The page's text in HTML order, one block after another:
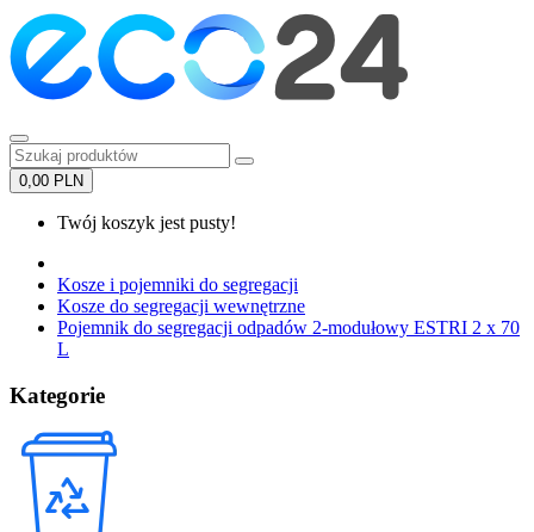
0,00 PLN
Twój koszyk jest pusty!
Kosze i pojemniki do segregacji
Kosze do segregacji wewnętrzne
Pojemnik do segregacji odpadów 2-modułowy ESTRI 2 x 70
L
Kategorie